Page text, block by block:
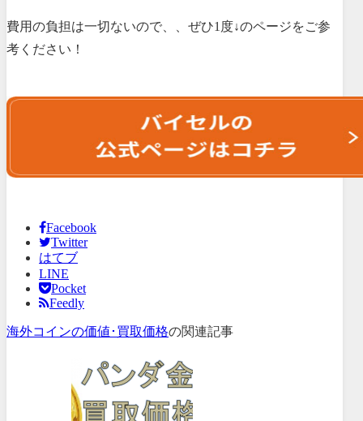
費用の負担は一切ないので、、ぜひ1度↓のページをご参
考ください！
Facebook
Twitter
はてブ
LINE
Pocket
Feedly
海外コインの価値･買取価格の関連記事